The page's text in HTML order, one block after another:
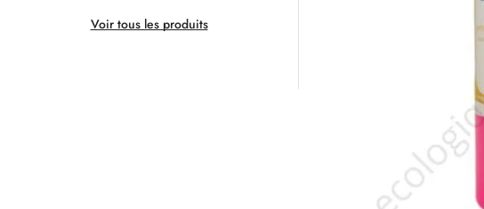
Voir tous les produits